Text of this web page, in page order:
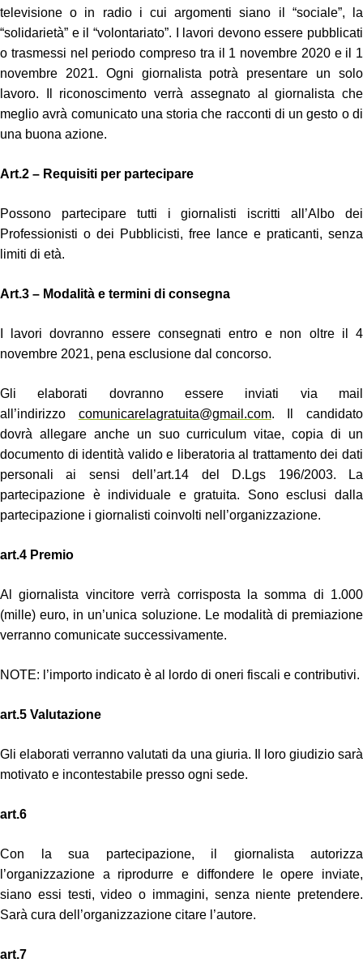
televisione o in radio i cui argomenti siano il “sociale”, la
“solidarietà” e il “volontariato”. I lavori devono essere pubblicati
o trasmessi nel periodo compreso tra il 1 novembre 2020 e il 1
novembre 2021. Ogni giornalista potrà presentare un solo
lavoro. Il riconoscimento verrà assegnato al giornalista che
meglio avrà comunicato una storia che racconti di un gesto o di
una buona azione.
Art.2 – Requisiti per partecipare
Possono partecipare tutti i giornalisti iscritti all’Albo dei
Professionisti o dei Pubblicisti, free lance e praticanti, senza
limiti di età.
Art.3 – Modalità e termini di consegna
I lavori dovranno essere consegnati entro e non oltre il 4
novembre 2021, pena esclusione dal concorso.
Gli elaborati dovranno essere inviati via mail
all’indirizzo comunicarelagratuita@gmail.com. Il candidato
dovrà allegare anche un suo curriculum vitae, copia di un
documento di identità valido e liberatoria al trattamento dei dati
personali ai sensi dell’art.14 del D.Lgs 196/2003.
La
partecipazione è individuale e gratuita. Sono esclusi dalla
partecipazione i giornalisti coinvolti nell’organizzazione.
art.4 Premio
Al giornalista vincitore verrà corrisposta la somma di 1.000
(mille) euro, in un’unica soluzione. Le modalità di premiazione
verranno comunicate successivamente.
NOTE: l’importo indicato è al lordo di oneri fiscali e contributivi.
art.5 Valutazione
Gli elaborati verranno valutati da una giuria. Il loro giudizio sarà
motivato e incontestabile presso ogni sede.
art.6
Con la sua partecipazione, il giornalista autorizza
l’organizzazione a riprodurre e diffondere le opere inviate,
siano essi testi, video o immagini, senza niente pretendere.
Sarà cura dell’organizzazione citare l’autore.
art.7